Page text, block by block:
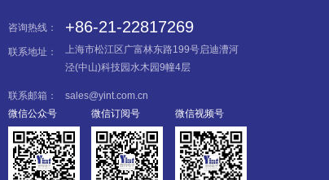
咨询热线： +86-21-22817269
联系地址：
上海市松江区广富林东路199号启迪漕河
泾(中山)科技园水木园9幢4层
联系邮箱：
sales@yint.com.cn
微信公众号
微信订阅号 微信视频号